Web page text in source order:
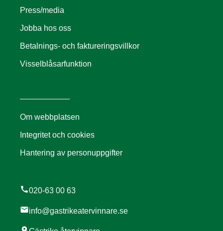
Press/media
Jobba hos oss
Betalnings- och faktureringsvillkor
Visselblåsarfunktion
Om webbplatsen
Integritet och cookies
Hantering av personuppgifter
call020-63 00 63
mailinfo@gastrikeatervinnare.se